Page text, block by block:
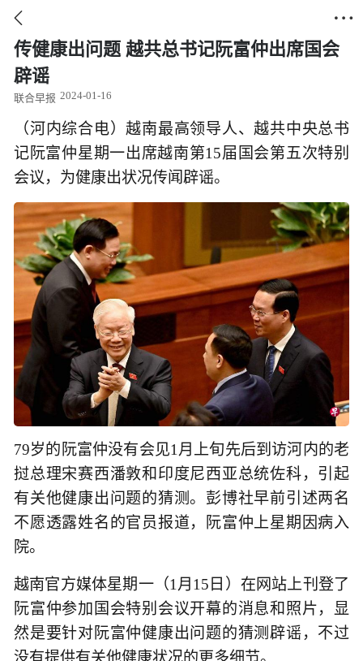
 
传健康出问题 越共总书记阮富仲出席国会
辟谣
联合早报 2024-01-16
（河内综合电）越南最高领导人、越共中央总书
记阮富仲星期一出席越南第15届国会第五次特别
会议，为健康出状况传闻辟谣。
79岁的阮富仲没有会见1月上旬先后到访河内的老
挝总理宋赛西潘敦和印度尼西亚总统佐科，引起
有关他健康出问题的猜测。彭博社早前引述两名
不愿透露姓名的官员报道，阮富仲上星期因病入
院。
越南官方媒体星期一（1月15日）在网站上刊登了
阮富仲参加国会特别会议开幕的消息和照片，显
然是要针对阮富仲健康出问题的猜测辟谣，不过
没有提供有关他健康状况的更多细节。